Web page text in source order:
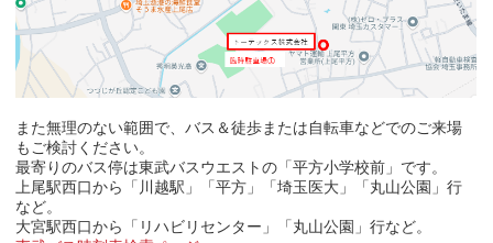
また無理のない範囲で、バス＆徒歩または自転車などでのご来場
もご検討ください。
最寄りのバス停は東武バスウエストの「平方小学校前」です。
上尾駅西口から「川越駅」「平方」「埼玉医大」「丸山公園」行
など。
大宮駅西口から「リハビリセンター」「丸山公園」行など。